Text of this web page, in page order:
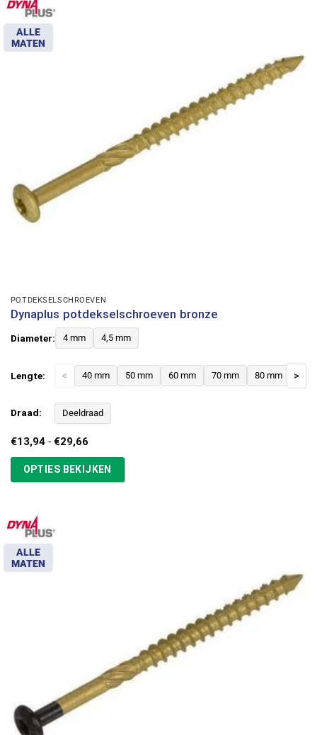
ALLE
MATEN
POTDEKSELSCHROEVEN
Dynaplus potdekselschroeven bronze
Diameter: 4 mm 4,5 mm
Lengte: < 40 mm 50 mm 60 mm 70 mm 80 mm >
Draad: Deeldraad
€13,94 - €29,66Prijsklasse:
tot
€29,66
OPTIES BEKIJKEN
ALLE
MATEN